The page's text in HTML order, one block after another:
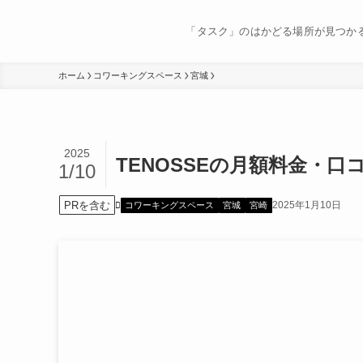
「タスク」のはかどる場所が見つか
ホーム コワーキングスペース 宮城
TENOSSEの月額料金・口
2025
1/10
PRを含む コワーキングスペース 宮城 宮崎 2025年1月10日